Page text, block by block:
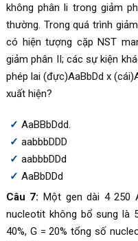
không phân li trong giảm
thường. Trong quá trình
có hiện tượng cặp NST
giảm phân II; các sự kiện
phép lai (đực)AaBbDd x
xuất hiện?
AaBBbDdd.
aabbbDDD
aabbbDDd
AaBbDDd
Câu 7: Một gen dài 4 250
nucleotit không bổ sung là
40%, G = 20% tổng số